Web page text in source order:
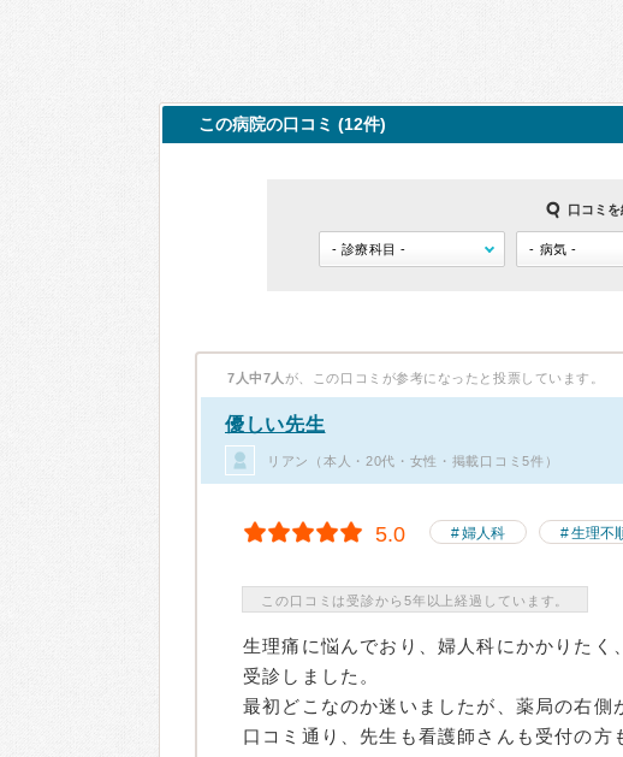
この病院の口コミ (12件)
口コミ
7人中7人 が、この口コミが参考になったと投票しています。
優しい先生
リアン（本人・20代・女性・掲載口コミ5件）
5.0 婦人科 生理不
この口コミは受診から5年以上経過しています。
生理痛に悩んでおり、婦人科にかかりた
受診しました。
最初どこなのか迷いましたが、薬局の右側
口コミ通り、先生も看護師さんも受付の方